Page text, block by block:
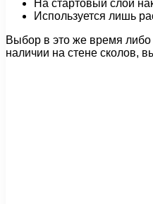
На стартовый слой
Используется лишь
Выбор в это же время либо
наличии на стене сколов,